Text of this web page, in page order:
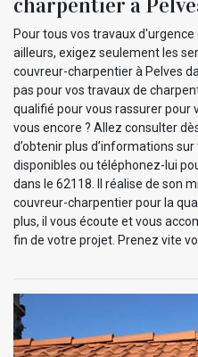
Pour tous vos travaux
ailleurs, exigez seulement les
couvreur-charpentier à Pelves
pas pour vos travaux de
qualifié pour vous rassurer pour
vous encore ? Allez consulter
d’obtenir plus d’informations
disponibles ou téléphonez-lui
dans le 62118. Il réalise de son
couvreur-charpentier pour la
plus, il vous écoute et vous
fin de votre projet. Prenez vite